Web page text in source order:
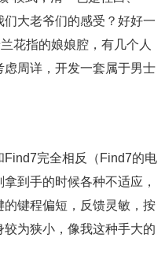
大老爷们的感受？好好一
花指的娘娘腔，有几个人
周详，开发一套属于男士
完全相反（Find7的电
到手的时候各种不适应，
键程偏短，反馈灵敏，按
为狭小，像我这种手大的